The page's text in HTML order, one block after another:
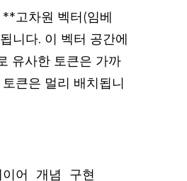
고차원 벡터(임베
니다. 이 벡터 공간에
유사한 토큰은 가까
큰은 멀리 배치됩니
어 개념 구현